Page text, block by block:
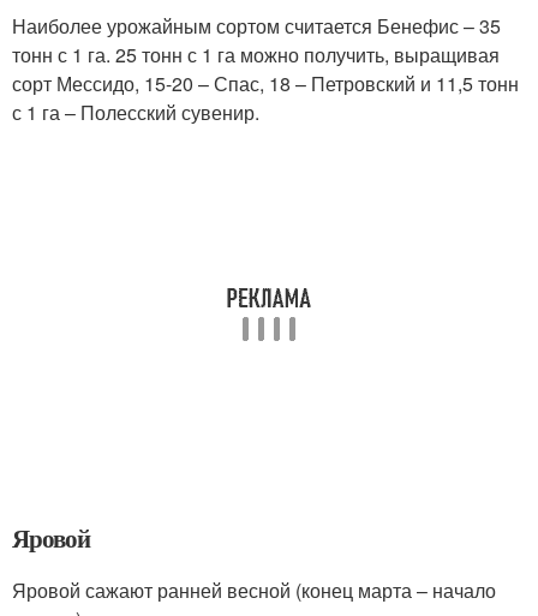
Наиболее урожайным сортом считается Бенефис – 35
тонн с 1 га. 25 тонн с 1 га можно получить, выращивая
сорт Мессидо, 15-20 – Спас, 18 – Петровский и 11,5 тонн
с 1 га – Полесский сувенир.
Яровой
Яровой сажают ранней весной (конец марта – начало